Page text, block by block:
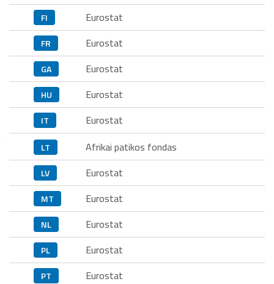
FI Eurostat
FR Eurostat
GA Eurostat
HU Eurostat
IT Eurostat
LT Afrikai patikos fondas
LV Eurostat
MT Eurostat
NL Eurostat
PL Eurostat
PT Eurostat